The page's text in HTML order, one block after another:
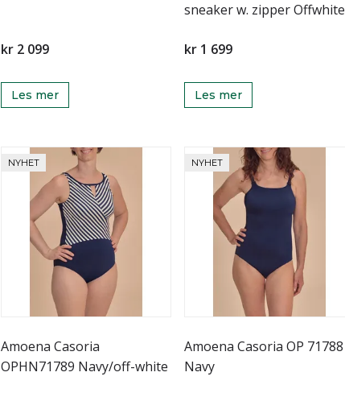
kr 2 099
Les mer
sneaker w. zipper Offwhite
kr 1 699
Les mer
NYHET
Amoena Casoria
OPHN71789 Navy/off-white
NYHET
Amoena Casoria OP 71788
Navy